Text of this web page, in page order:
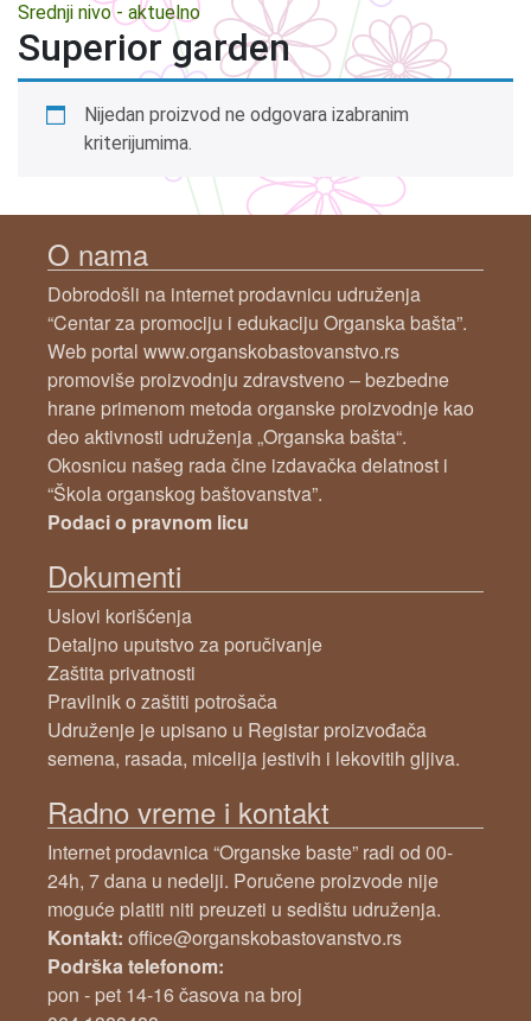
Srednji nivo - aktuelno
Superior garden
Nijedan proizvod ne odgovara izabranim
kriterijumima.
O nama
Dobrodošli na internet prodavnicu udruženja
“Centar za promociju i edukaciju Organska bašta”.
Web portal www.organskobastovanstvo.rs
promoviše proizvodnju zdravstveno – bezbedne
hrane primenom metoda organske proizvodnje kao
deo aktivnosti udruženja „Organska bašta“.
Okosnicu našeg rada čine izdavačka delatnost i
“Škola organskog baštovanstva”.
Podaci o pravnom licu
Dokumenti
Uslovi korišćenja
Detaljno uputstvo za poručivanje
Zaštita privatnosti
Pravilnik o zaštiti potrošača
Udruženje je upisano u Registar proizvođača
semena, rasada, micelija jestivih i lekovitih gljiva.
Radno vreme i kontakt
Internet prodavnica “Organske baste” radi od 00-
24h, 7 dana u nedelji. Poručene proizvode nije
moguće platiti niti preuzeti u sedištu udruženja.
Kontakt: office@organskobastovanstvo.rs
Podrška telefonom:
pon - pet 14-16 časova na broj